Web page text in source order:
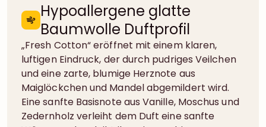
Hypoallergene glatte
Baumwolle Duftprofil
„Fresh Cotton“ eröffnet mit einem klaren,
luftigen Eindruck, der durch pudriges Veilchen
und eine zarte, blumige Herznote aus
Maiglöckchen und Mandel abgemildert wird.
Eine sanfte Basisnote aus Vanille, Moschus und
Zedernholz verleiht dem Duft eine sanfte